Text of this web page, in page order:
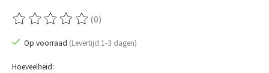
De beoordeling van dit product is
(0)
Op voorraad (Levertijd:1-3 dagen)
Hoeveelheid: